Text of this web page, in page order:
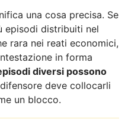
una cosa precisa. Se
episodi distribuiti nel
rara nei reati economici,
in forma
diversi possono
deve collocarli
un blocco.